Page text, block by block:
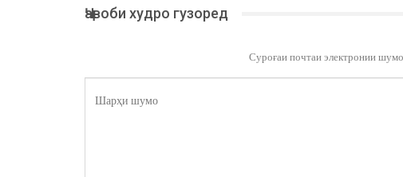
Ҷавоби худро гузоред
Суроғаи почтаи электронии